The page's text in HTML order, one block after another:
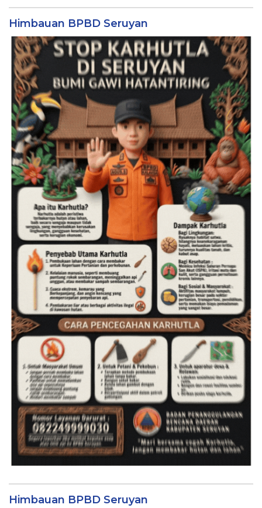
Himbauan BPBD Seruyan
Himbauan BPBD Seruyan